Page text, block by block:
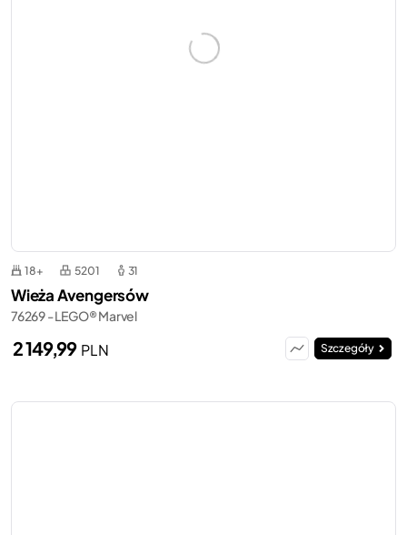
18+ 5201 31
Wieża Avengersów
76269 - LEGO® Marvel
2 149,99 PLN Szczegóły